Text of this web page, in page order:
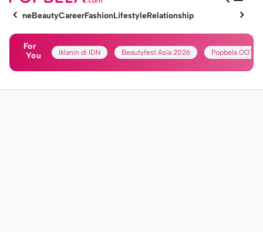
HomeBeautyCareerFashionLifestyleRelationship
For
You
Iklanin di IDN Beautyfest Asia 2026 Popbela OOTD